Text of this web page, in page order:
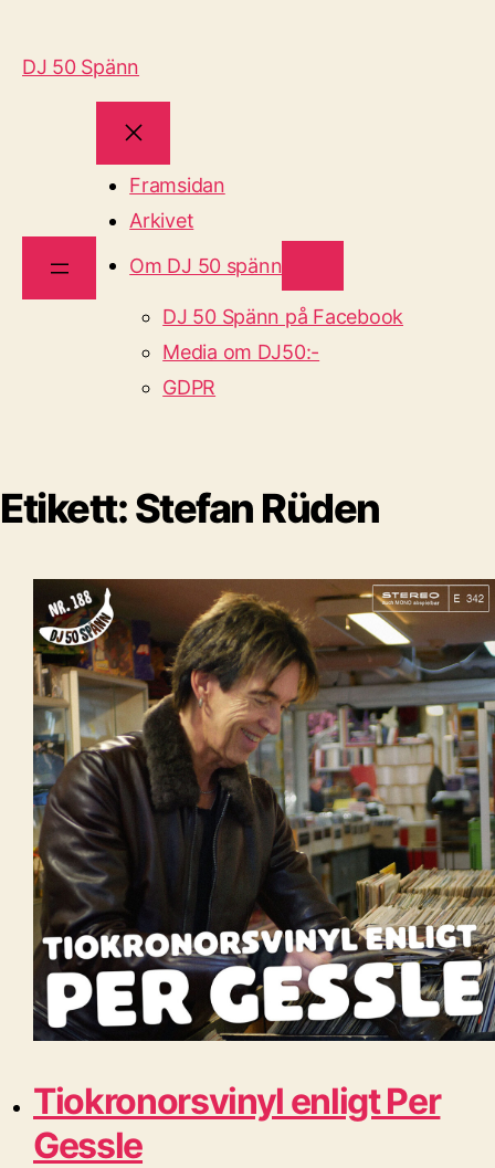
DJ 50 Spänn
Framsidan
Arkivet
Om DJ 50 spänn
DJ 50 Spänn på Facebook
Media om DJ50:-
GDPR
Etikett:Stefan Rüden
Tiokronorsvinyl enligt Per
Gessle